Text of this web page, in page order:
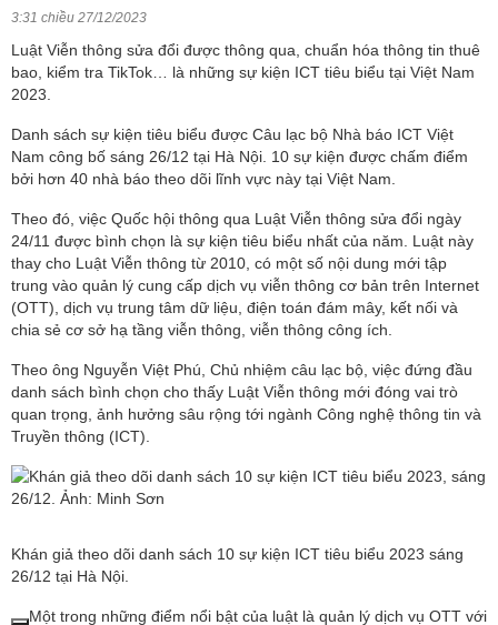
3:31 chiều 27/12/2023
Luật Viễn thông sửa đổi được thông qua, chuẩn hóa thông tin thuê
bao, kiểm tra TikTok… là những sự kiện ICT tiêu biểu tại Việt Nam
2023.
Danh sách sự kiện tiêu biểu được Câu lạc bộ Nhà báo ICT Việt
Nam công bố sáng 26/12 tại Hà Nội. 10 sự kiện được chấm điểm
bởi hơn 40 nhà báo theo dõi lĩnh vực này tại Việt Nam.
Theo đó, việc Quốc hội thông qua Luật Viễn thông sửa đổi ngày
24/11 được bình chọn là sự kiện tiêu biểu nhất của năm. Luật này
thay cho Luật Viễn thông từ 2010, có một số nội dung mới tập
trung vào quản lý cung cấp dịch vụ viễn thông cơ bản trên Internet
(OTT), dịch vụ trung tâm dữ liệu, điện toán đám mây, kết nối và
chia sẻ cơ sở hạ tầng viễn thông, viễn thông công ích.
Theo ông Nguyễn Việt Phú, Chủ nhiệm câu lạc bộ, việc đứng đầu
danh sách bình chọn cho thấy Luật Viễn thông mới đóng vai trò
quan trọng, ảnh hưởng sâu rộng tới ngành Công nghệ thông tin và
Truyền thông (ICT).
Khán giả theo dõi danh sách 10 sự kiện ICT tiêu biểu 2023 sáng
26/12 tại Hà Nội.
Một trong những điểm nổi bật của luật là quản lý dịch vụ OTT với